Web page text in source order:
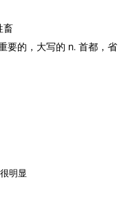
畜
的，大写的 n. 首都，省
明显